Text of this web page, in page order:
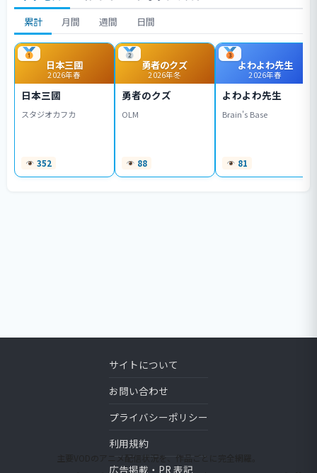
累計 月間 週間 日間
日本三國
2026年春
日本三國
スタジオカフカ
352
勇者のクズ
2026年冬
勇者のクズ
OLM
88
よわよわ先生
2026年春
よわよわ先生
Brain's Base
81
主要VODのアニメ配信状況を、作品ごとに完全網羅。
サイトについて
お問い合わせ
プライバシーポリシー
利用規約
広告掲載・PR 表記